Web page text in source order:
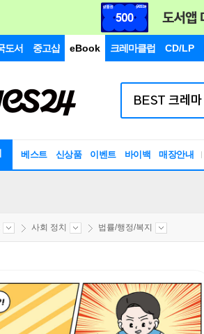
도서 중고샵 eBook 크레마클럽 CD/LP
베스트 신상품 이벤트 바이백 매장안내
사회 정치 법률/행정/복지